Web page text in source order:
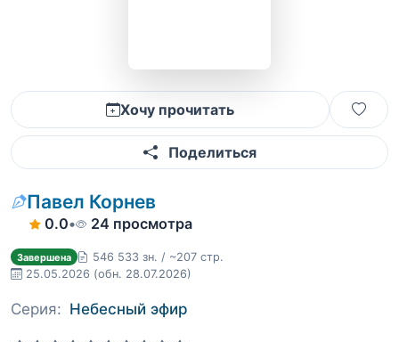
Хочу прочитать
Поделиться
Павел Корнев
0.0• 24 просмотра
Завершена
546 533 зн. / ~207 стр.
25.05.2026 (обн. 28.07.2026)
Серия: Небесный эфир